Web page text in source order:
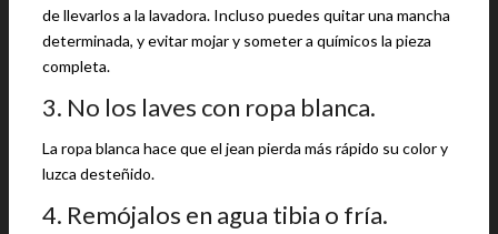
de llevarlos a la lavadora. Incluso puedes quitar una mancha
determinada, y evitar mojar y someter a químicos la pieza
completa.
3. No los laves con ropa blanca.
La ropa blanca hace que el jean pierda más rápido su color y
luzca desteñido.
4. Remójalos en agua tibia o fría.